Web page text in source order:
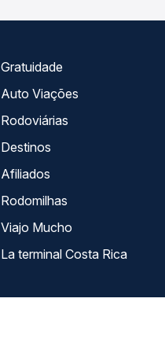
Gratuidade
Auto Viações
Rodoviárias
Destinos
Afiliados
Rodomilhas
Viajo Mucho
La terminal Costa Rica